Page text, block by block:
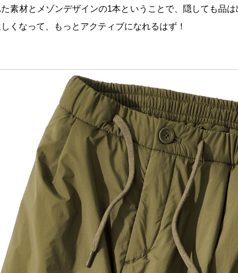
素材とメゾンデザインの1本ということで、隠しても品
くなって、もっとアクティブになれるはず！